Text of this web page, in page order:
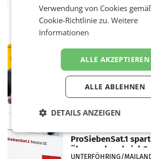
PRIMENEWS
Österreichische
ersten Halbjahr trotz
Briefgeschäft
WIEN Die
ersten Halbjahr 2026
einem Plus von 3,8
ProSiebenSat.1
überraschend viel
UNTERFÖHRING/
Verwendung von Cookies
Cookie-Richtlinie zu.Weitere
Informationen
ALLE AKZEPTIEREN
ALLE ABLEHNEN
DETAILS ANZEIGEN